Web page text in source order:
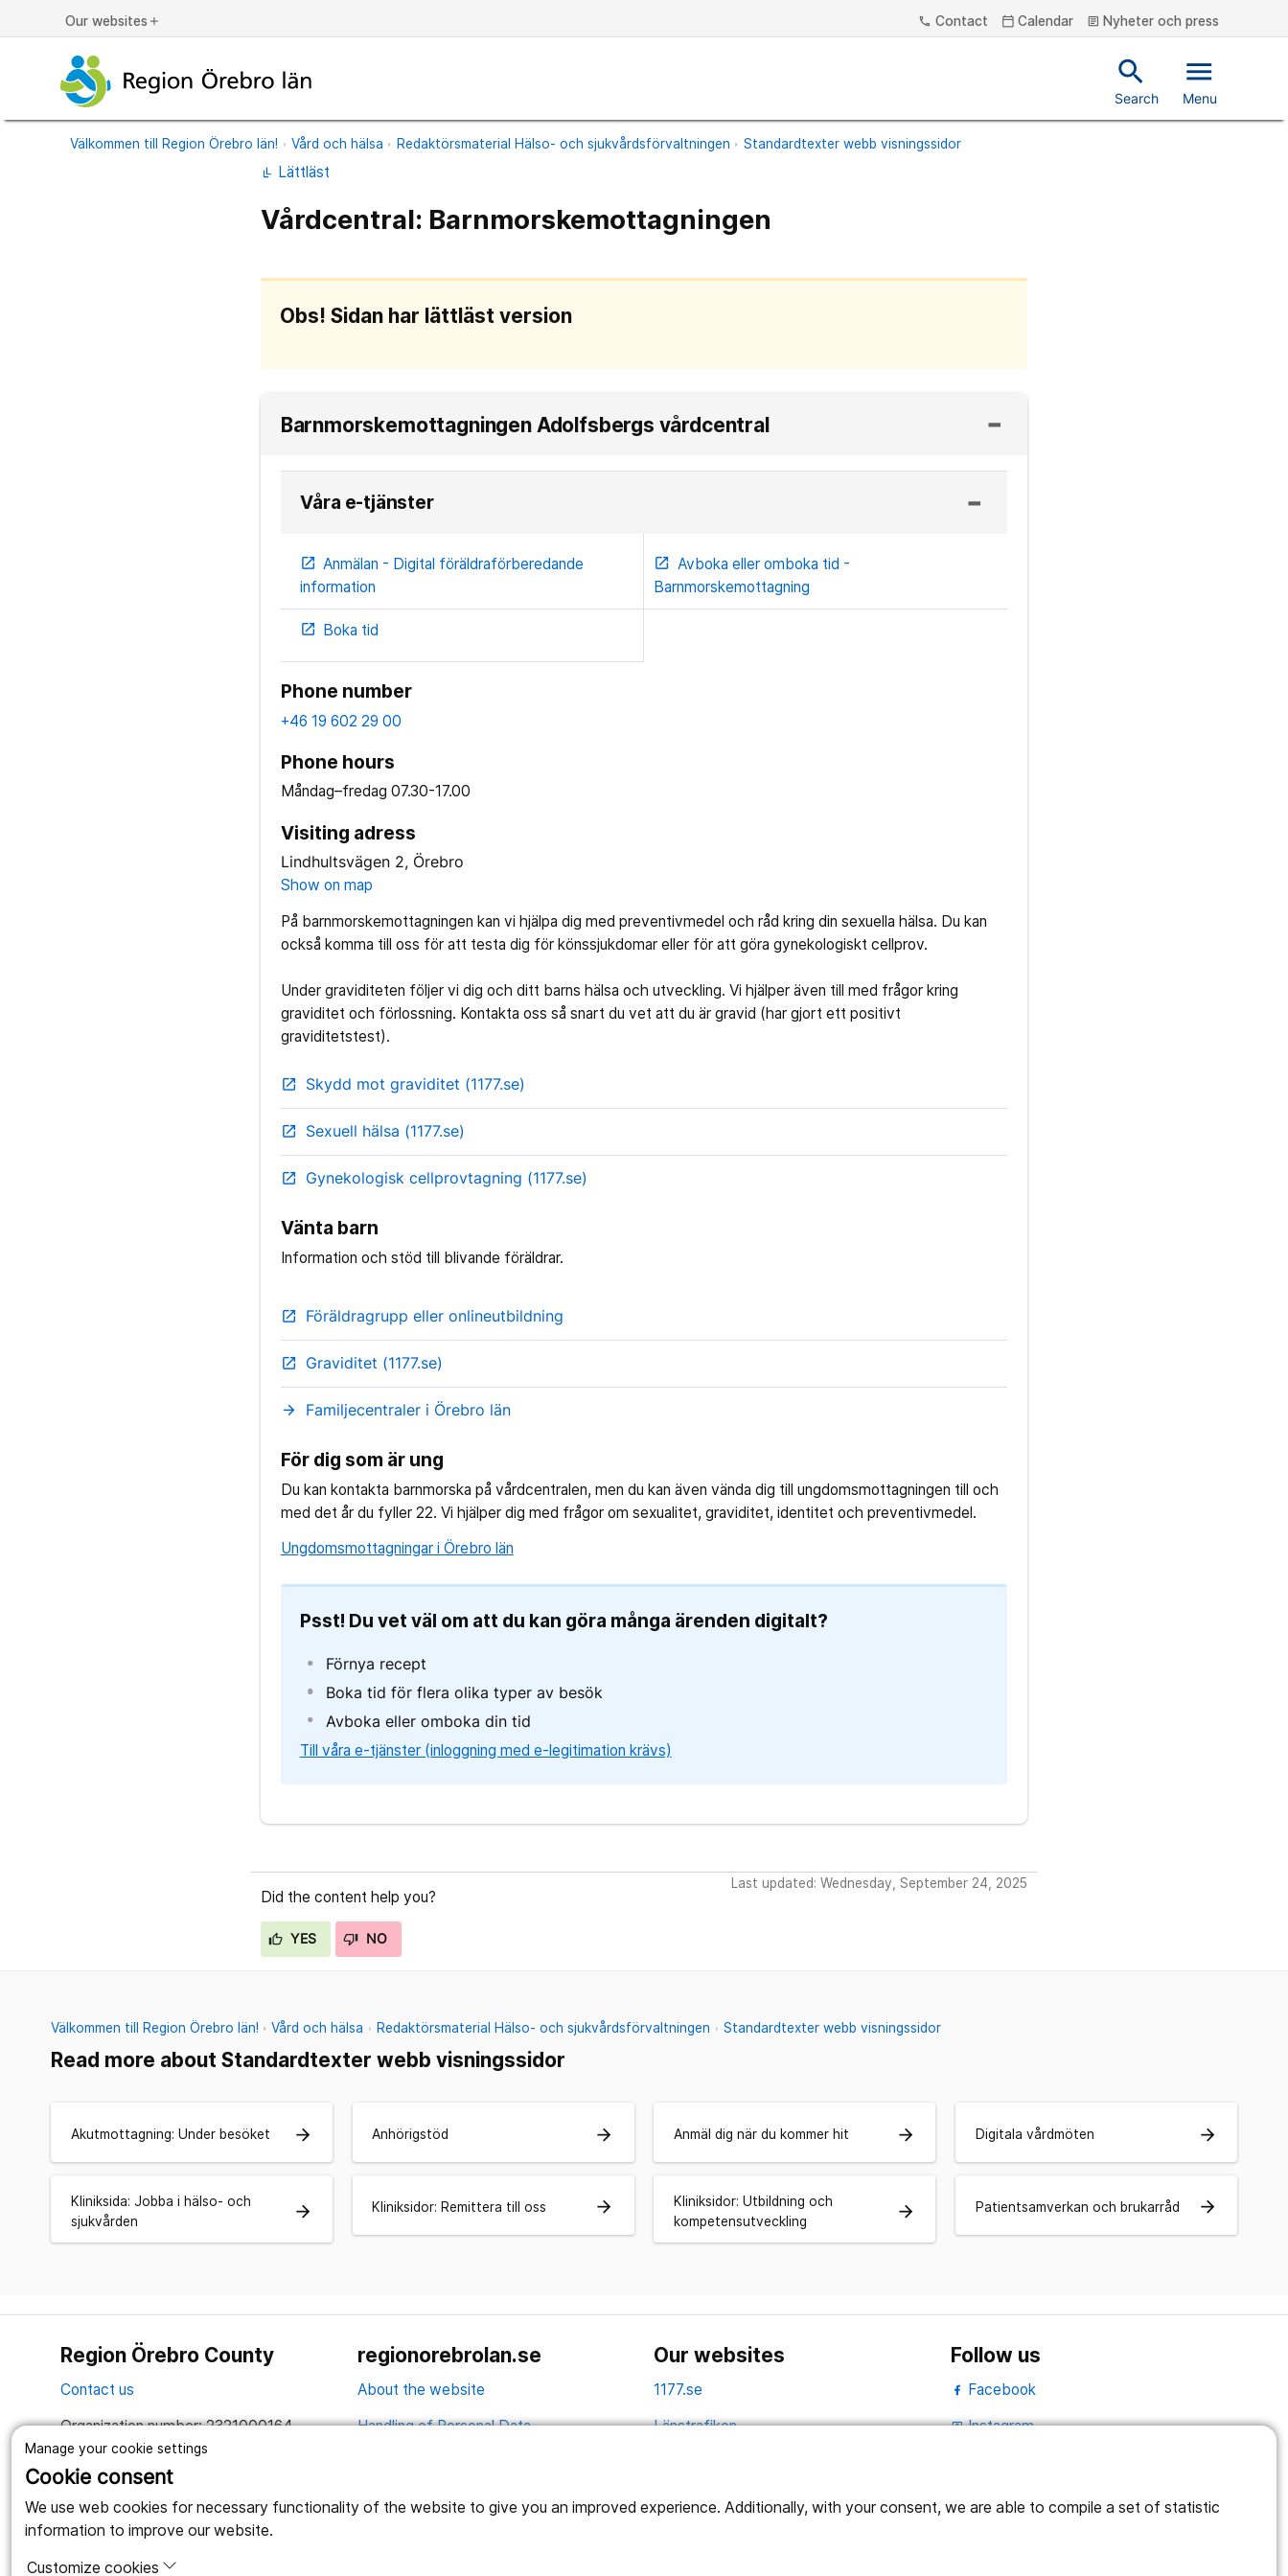
Manage your cookie settings
Cookie consent
We use web cookies for necessary functionality of the website to give you an improved experience. Additionally, with your consent, we are able to compile a set of statistic
information to improve our website.
Customize cookies
Our websites add phone Contact calendar_today Calendar article Nyheter och press
search
Search
menu
Menu
Välkommen till Region Örebro län! Vård och hälsa Redaktörsmaterial Hälso- och sjukvårdsförvaltningen Standardtexter webb visningssidor
Lättläst
Vårdcentral: Barnmorskemottagningen
Obs! Sidan har lättläst version
Barnmorskemottagningen Adolfsbergs vårdcentral
Våra e-tjänster
open_in_new Anmälan - Digital föräldraförberedande
information
open_in_new Avboka eller omboka tid -
Barnmorskemottagning
open_in_new Boka tid
Phone number
+46 19 602 29 00
Phone hours
Måndag–fredag 07.30-17.00
Visiting adress
Lindhultsvägen 2, Örebro
Show on map
På barnmorskemottagningen kan vi hjälpa dig med preventivmedel och råd kring din sexuella hälsa. Du kan
också komma till oss för att testa dig för könssjukdomar eller för att göra gynekologiskt cellprov.
Under graviditeten följer vi dig och ditt barns hälsa och utveckling. Vi hjälper även till med frågor kring
graviditet och förlossning. Kontakta oss så snart du vet att du är gravid (har gjort ett positivt
graviditetstest).
open_in_new Skydd mot graviditet (1177.se)
open_in_new Sexuell hälsa (1177.se)
open_in_new Gynekologisk cellprovtagning (1177.se)
Vänta barn
Information och stöd till blivande föräldrar.
open_in_new Föräldragrupp eller onlineutbildning
open_in_new Graviditet (1177.se)
arrow_forward Familjecentraler i Örebro län
För dig som är ung
Du kan kontakta barnmorska på vårdcentralen, men du kan även vända dig till ungdomsmottagningen till och
med det år du fyller 22. Vi hjälper dig med frågor om sexualitet, graviditet, identitet och preventivmedel.
Ungdomsmottagningar i Örebro län
Psst! Du vet väl om att du kan göra många ärenden digitalt?
Förnya recept
Boka tid för flera olika typer av besök
Avboka eller omboka din tid
Till våra e-tjänster (inloggning med e-legitimation krävs)
Did the content help you?
YES NO
Last updated: Wednesday, September 24, 2025
Välkommen till Region Örebro län! Vård och hälsa Redaktörsmaterial Hälso- och sjukvårdsförvaltningen Standardtexter webb visningssidor
Read more about Standardtexter webb visningssidor
Akutmottagning: Under besöket arrow_forward Anhörigstöd arrow_forward Anmäl dig när du kommer hit arrow_forward Digitala vårdmöten arrow_forward
Kliniksida: Jobba i hälso- och
sjukvården
arrow_forward Kliniksidor: Remittera till oss arrow_forward
Kliniksidor: Utbildning och
kompetensutveckling
arrow_forward Patientsamverkan och brukarråd arrow_forward
Region Örebro County
Contact us
Organization number: 2321000164
Together we create a better life
regionorebrolan.se
About the website
Handling of Personal Data
Our websites
1177.se
Länstrafiken
Utveckling
Follow us
Facebook
portraitInstagram